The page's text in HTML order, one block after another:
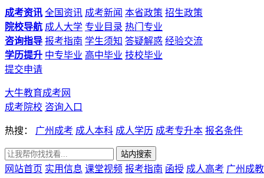
成考资讯 全国资讯 成考新闻 本省政策 招生政策
院校导航 成人大学 专业目录 热门专业
咨询指导 报考指南 学生须知 答疑解惑 经验交流
学历提升 中专毕业 高中毕业 技校毕业
提交申请
大牛教育成考网
成考院校 咨询入口
热搜： 广州成考 成人本科 成人学历 成考专升本 报名条件
网站首页 实用信息 课堂视频 报考指南 函授 成人高考 广州成教